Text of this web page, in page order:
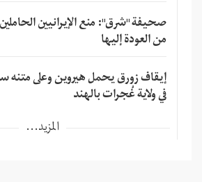
صحيفة "شرق": منع الإيرانيين
من العودة إليها
إيقاف زورق يحمل هيروين وعلى متنه
في ولاية غُجرات بالهند
المزيد...